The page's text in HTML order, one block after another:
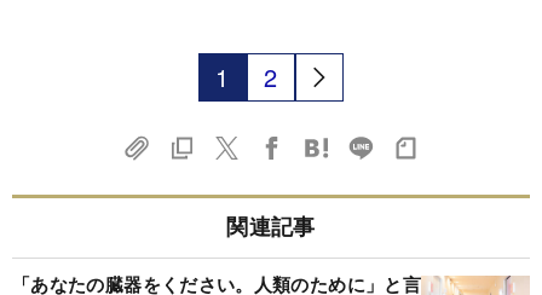
1 2
関連記事
「あなたの臓器をください。人類のために」と言